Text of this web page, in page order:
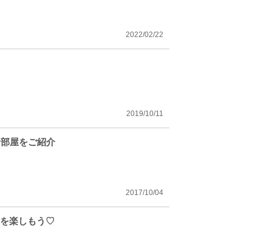
2022/02/22
2019/10/11
屋をご紹介
2017/10/04
を楽しもう♡